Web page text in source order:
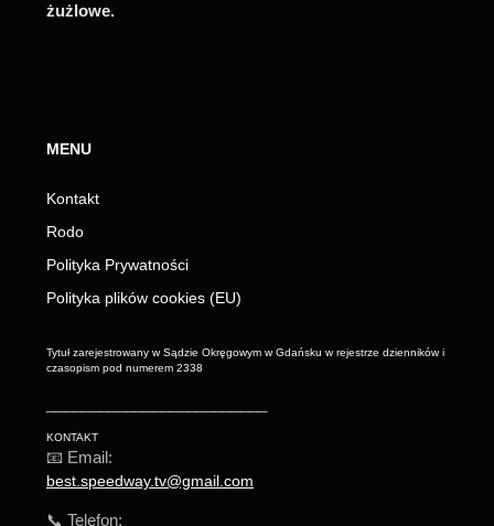
żużlowe.
MENU
Kontakt
Rodo
Polityka Prywatności
Polityka plików cookies (EU)
Tytuł zarejestrowany w Sądzie Okręgowym w Gdańsku w rejestrze dzienników i
czasopism pod numerem 2338
KONTAKT
📧 Email:
best.speedway.tv@gmail.com
📞 Telefon: